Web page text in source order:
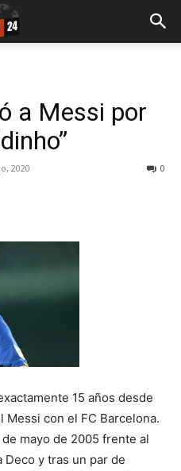
a Messi por
2020 0
15 años desde
con el FC Barcelona.
mayo de 2005 frente al
Deco y tras un par de